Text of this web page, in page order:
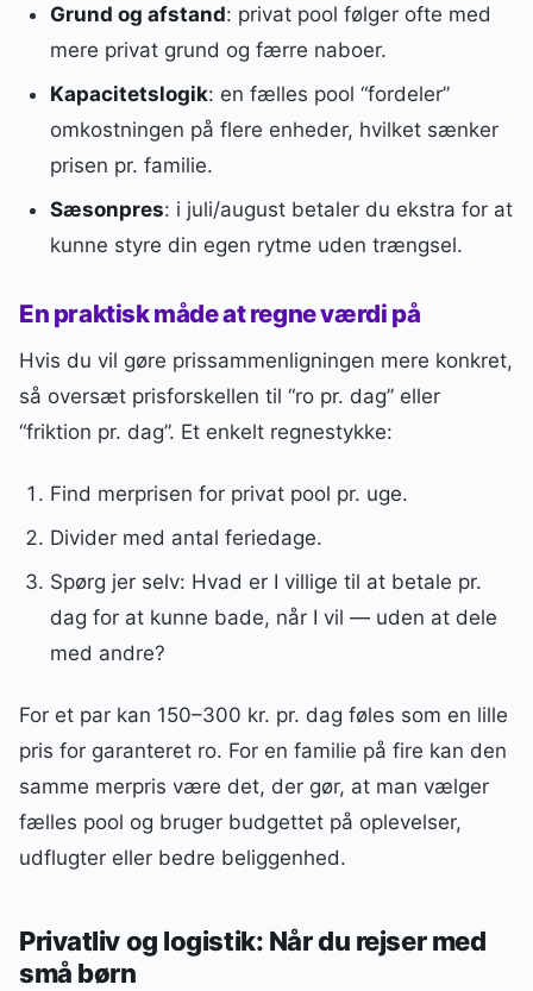
Grund og afstand: privat pool følger ofte med
mere privat grund og færre naboer.
Kapacitetslogik: en fælles pool “fordeler”
omkostningen på flere enheder, hvilket sænker
prisen pr. familie.
Sæsonpres: i juli/august betaler du ekstra for at
kunne styre din egen rytme uden trængsel.
En praktisk måde at regne værdi på
Hvis du vil gøre prissammenligningen mere konkret,
så oversæt prisforskellen til “ro pr. dag” eller
“friktion pr. dag”. Et enkelt regnestykke:
Find merprisen for privat pool pr. uge.
Divider med antal feriedage.
Spørg jer selv: Hvad er I villige til at betale pr.
dag for at kunne bade, når I vil — uden at dele
med andre?
For et par kan 150–300 kr. pr. dag føles som en lille
pris for garanteret ro. For en familie på fire kan den
samme merpris være det, der gør, at man vælger
fælles pool og bruger budgettet på oplevelser,
udflugter eller bedre beliggenhed.
Privatliv og logistik: Når du rejser med
små børn